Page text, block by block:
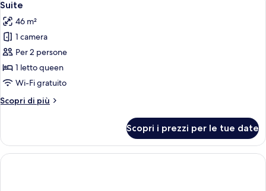
tutte
le
foto
per
Suite
10
Suite
46 m²
1 camera
Per 2 persone
1 letto queen
Wi-Fi gratuito
Scopri di più
Altri
Scopri i prezzi per le tue date